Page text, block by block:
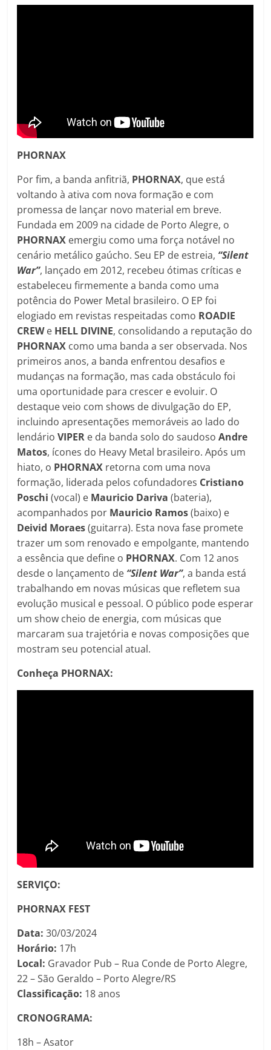
PHORNAX
Por fim, a banda anfitriã, PHORNAX, que está
voltando à ativa com nova formação e com
promessa de lançar novo material em breve.
Fundada em 2009 na cidade de Porto Alegre, o
PHORNAX emergiu como uma força notável no
cenário metálico gaúcho. Seu EP de estreia, “Silent
War”, lançado em 2012, recebeu ótimas críticas e
estabeleceu firmemente a banda como uma
potência do Power Metal brasileiro. O EP foi
elogiado em revistas respeitadas como ROADIE
CREWe HELL DIVINE, consolidando a reputação do
PHORNAX como uma banda a ser observada. Nos
primeiros anos, a banda enfrentou desafios e
mudanças na formação, mas cada obstáculo foi
uma oportunidade para crescer e evoluir. O
destaque veio com shows de divulgação do EP,
incluindo apresentações memoráveis ao lado do
lendárioVIPER e da banda solo do saudosoAndre
Matos, ícones do Heavy Metal brasileiro. Após um
hiato, o PHORNAX retorna com uma nova
formação, liderada pelos cofundadores Cristiano
Poschi (vocal) e Mauricio Dariva (bateria),
acompanhados por Mauricio Ramos(baixo) e
Deivid Moraes(guitarra). Esta nova fase promete
trazer um som renovado e empolgante, mantendo
a essência que define o PHORNAX. Com 12 anos
desde o lançamento de “Silent War”, a banda está
trabalhando em novas músicas que refletem sua
evolução musical e pessoal. O público pode esperar
um show cheio de energia, com músicas que
marcaram sua trajetória e novas composições que
mostram seu potencial atual.
Conheça PHORNAX:
SERVIÇO:
PHORNAX FEST
Data:30/03/2024
Horário: 17h
Local: Gravador Pub – Rua Conde de Porto Alegre,
22 – São Geraldo – Porto Alegre/RS
Classificação: 18 anos
CRONOGRAMA:
18h – Asator